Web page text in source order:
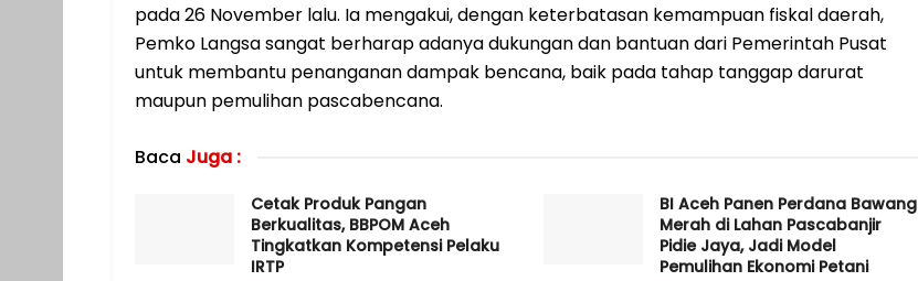
pada 26 November lalu. Ia mengakui, dengan keterbatasan kemampuan fiskal daerah,
Pemko Langsa sangat berharap adanya dukungan dan bantuan dari Pemerintah Pusat
untuk membantu penanganan dampak bencana, baik pada tahap tanggap darurat
maupun pemulihan pascabencana.
Baca Juga :
Cetak Produk Pangan
Berkualitas, BBPOM Aceh
Tingkatkan Kompetensi Pelaku
IRTP
BI Aceh Panen Perdana Bawang
Merah di Lahan Pascabanjir
Pidie Jaya, Jadi Model
Pemulihan Ekonomi Petani